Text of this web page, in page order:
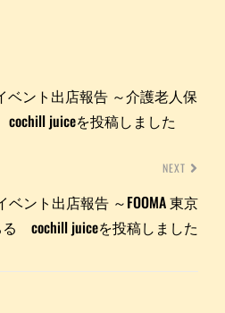
ベント出店報告 ～介護老人保
juiceを投稿しました
NEXT
ント出店報告 ～FOOMA 東京
cochill juiceを投稿しました